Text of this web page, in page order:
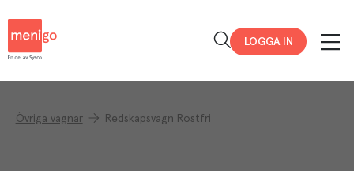
LOGGA IN
Övriga vagnar Redskapsvagn Rostfri